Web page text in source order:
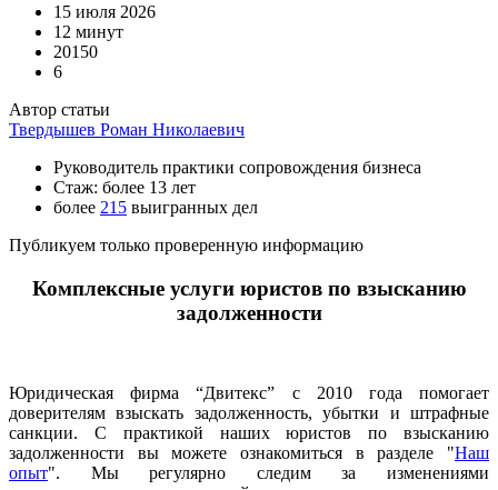
15 июля 2026
12 минут
20150
6
Автор статьи
Твердышев Роман Николаевич
Руководитель практики сопровождения бизнеса
Стаж: более 13 лет
более 215 выигранных дел
Публикуем только проверенную информацию
Комплексные услуги юристов по взысканию
задолженности
Юридическая фирма “Двитекс” с 2010 года помогает
доверителям взыскать задолженность, убытки и штрафные
санкции. С практикой наших юристов по взысканию
задолженности вы можете ознакомиться в разделе "Наш
опыт". Мы регулярно следим за изменениями